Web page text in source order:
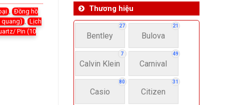
Thương hiệu
27
Bentley
21
Bulova
7
Calvin Klein
49
Carnival
80
Casio
31
Citizen
, Đồng hồ
quang) , Lịch
Pin (10